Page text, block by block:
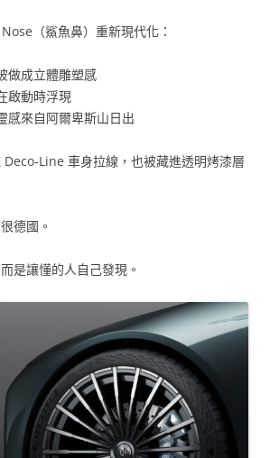
（鯊魚鼻）重新現代化：
做成立體雕塑感
啟動時浮現
感來自阿爾卑斯山日出
Deco-Line 車身拉線，也被藏進透明烤漆層
德國。
是讓懂的人自己發現。